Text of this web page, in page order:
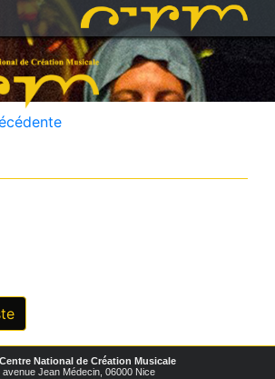
National de Création Musicale
avenue Jean Médecin, 06000 Nice